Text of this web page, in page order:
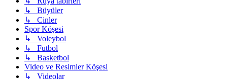
↳ Büyüler
↳ Cinler
Spor Köşesi
↳ Voleybol
↳ Futbol
↳ Basketbol
Video ve Resimler Köşesi
↳ Videolar